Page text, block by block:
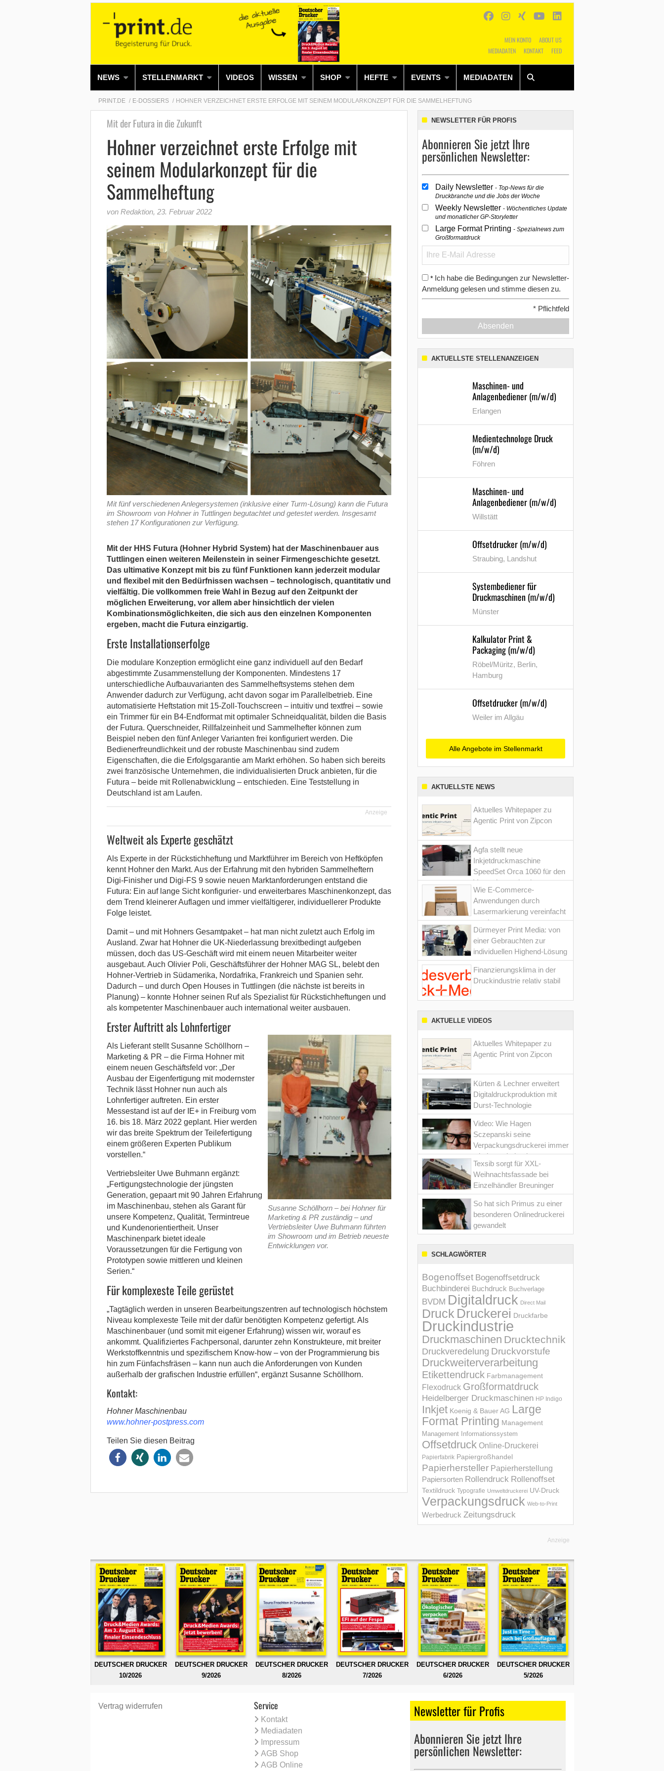
MEIN KONTO
ABOUT US
MEDIADATEN
KONTAKT FEED
NEWS STELLENMARKT VIDEOS WISSEN SHOP HEFTE EVENTS MEDIADATEN
Alles Shop SUCHEN
PRINT.DE E-DOSSIERS HOHNER VERZEICHNET ERSTE ERFOLGE MIT SEINEM MODULARKONZEPT FÜR DIE SAMMELHEFTUNG
Mit der Futura in die Zukunft
Hohner verzeichnet erste Erfolge mit
seinem Modularkonzept für die
Sammelheftung
von Redaktion, 23. Februar 2022
Mit fünf verschiedenen Anlegersystemen (inklusive einer Turm-Lösung) kann die Futura
im Showroom von Hohner in Tuttlingen begutachtet und getestet werden. Insgesamt
stehen 17 Konfigurationen zur Verfügung.
Mit der HHS Futura (Hohner Hybrid System) hat der Maschinenbauer aus
Tuttlingen einen weiteren Meilenstein in seiner Firmengeschichte gesetzt.
Das ultimative Konzept mit bis zu fünf Funktionen kann jederzeit modular
und flexibel mit den Bedürfnissen wachsen – technologisch, quantitativ und
vielfältig. Die vollkommen freie Wahl in Bezug auf den Zeitpunkt der
möglichen Erweiterung, vor allem aber hinsichtlich der vielen
Kombinationsmöglichkeiten, die sich aus den einzelnen Komponenten
ergeben, macht die Futura einzigartig.
Erste Installationserfolge
Die modulare Konzeption ermöglicht eine ganz individuell auf den Bedarf
abgestimmte Zusammenstellung der Komponenten. Mindestens 17
unterschiedliche Aufbauvarianten des Sammelheftsystems stehen dem
Anwender dadurch zur Verfügung, acht davon sogar im Parallelbetrieb. Eine
automatisierte Heftstation mit 15-Zoll-Touchscreen – intuitiv und textfrei – sowie
ein Trimmer für ein B4-Endformat mit optimaler Schneidqualität, bilden die Basis
der Futura. Querschneider, Rillfalzeinheit und Sammelhefter können zum
Beispiel neben den fünf Anleger Varianten frei konfiguriert werden. Die
Bedienerfreundlichkeit und der robuste Maschinenbau sind zudem
Eigenschaften, die die Erfolgsgarantie am Markt erhöhen. So haben sich bereits
zwei französische Unternehmen, die individualisierten Druck anbieten, für die
Futura – beide mit Rollenabwicklung – entschieden. Eine Teststellung in
Deutschland ist am Laufen.
Anzeige
Weltweit als Experte geschätzt
Als Experte in der Rückstichheftung und Marktführer im Bereich von Heftköpfen
kennt Hohner den Markt. Aus der Erfahrung mit den hybriden Sammelheftern
Digi-Finisher und Digi-FS 9 sowie neuen Marktanforderungen entstand die
Futura: Ein auf lange Sicht konfigurier- und erweiterbares Maschinenkonzept, das
dem Trend kleinerer Auflagen und immer vielfältigerer, individuellerer Produkte
Folge leistet.
Damit – und mit Hohners Gesamtpaket – hat man nicht zuletzt auch Erfolg im
Ausland. Zwar hat Hohner die UK-Niederlassung brexitbedingt aufgeben
müssen, doch das US-Geschäft wird mit einem neuen Mitarbeiter weiter
ausgebaut. Auch Olivier Poli, Geschäftsführer der Hohner MAG SL, belebt den
Hohner-Vertrieb in Südamerika, Nordafrika, Frankreich und Spanien sehr.
Dadurch – und durch Open Houses in Tuttlingen (die nächste ist bereits in
Planung) – konnte Hohner seinen Ruf als Spezialist für Rückstichheftungen und
als kompetenter Maschinenbauer auch international weiter ausbauen.
Erster Auftritt als Lohnfertiger
Susanne Schöllhorn – bei Hohner für
Marketing & PR zuständig – und
Vertriebsleiter Uwe Buhmann führten
im Showroom und im Betrieb neueste
Entwicklungen vor.
Als Lieferant stellt Susanne Schöllhorn –
Marketing & PR – die Firma Hohner mit
einem neuen Geschäftsfeld vor: „Der
Ausbau der Eigenfertigung mit modernster
Technik lässt Hohner nun auch als
Lohnfertiger auftreten. Ein erster
Messestand ist auf der IE+ in Freiburg vom
16. bis 18. März 2022 geplant. Hier werden
wir das breite Spektrum der Teilefertigung
einem größeren Experten Publikum
vorstellen.“
Vertriebsleiter Uwe Buhmann ergänzt:
„Fertigungstechnologie der jüngsten
Generation, gepaart mit 90 Jahren Erfahrung
im Maschinenbau, stehen als Garant für
unsere Kompetenz, Qualität, Termintreue
und Kundenorientiertheit. Unser
Maschinenpark bietet ideale
Voraussetzungen für die Fertigung von
Prototypen sowie mittleren und kleinen
Serien.“
Für komplexeste Teile gerüstet
„Tagtäglich werden in unseren Bearbeitungszentren auf technologisch höchstem
Niveau komplexeste Teile mit der dafür benötigten Kompetenz gefertigt. Als
Maschinenbauer (und somit mit eigener Erfahrung) wissen wir, worauf es
ankommt. Qualifiziertes Fachpersonal, darunter zehn Konstrukteure, mit breiter
Werkstoffkenntnis und spezifischem Know-how – von der Programmierung bis
hin zum Fünfachsfräsen – kann nun auch die Anforderungen von Kunden
außerhalb der grafischen Industrie erfüllen“, ergänzt Susanne Schöllhorn.
Kontakt:
Hohner Maschinenbau
www.hohner-postpress.com
Teilen Sie diesen Beitrag
NEWSLETTER FÜR PROFIS
Abonnieren Sie jetzt Ihre
persönlichen Newsletter:
Daily Newsletter Top-News für die
Druckbranche und die Jobs der Woche
Weekly Newsletter Wöchentliches Update
und monatlicher GP-Storyletter
Large Format Printing Spezialnews zum
Großformatdruck
* Ich habe die Bedingungen zur Newsletter-
Anmeldung gelesen und stimme diesen zu.
* Pflichtfeld
Absenden
AKTUELLSTE STELLENANZEIGEN
Maschinen- und
Anlagenbediener (m/w/d)
Erlangen
Medientechnologe Druck
(m/w/d)
Föhren
Maschinen- und
Anlagenbediener (m/w/d)
Willstätt
Offsetdrucker (m/w/d)
Straubing, Landshut
Systembediener für
Druckmaschinen (m/w/d)
Münster
Kalkulator Print &
Packaging (m/w/d)
Röbel/Müritz, Berlin,
Hamburg
Offsetdrucker (m/w/d)
Weiler im Allgäu
Alle Angebote im Stellenmarkt
AKTUELLSTE NEWS
Aktuelles Whitepaper zu
Agentic Print von Zipcon
Agfa stellt neue
Inkjetdruckmaschine
SpeedSet Orca 1060 für den
Verpackungsdruck vor
Wie E-Commerce-
Anwendungen durch
Lasermarkierung vereinfacht
werden
Dürmeyer Print Media: von
einer Gebrauchten zur
individuellen Highend-Lösung
Finanzierungsklima in der
Druckindustrie relativ stabil
AKTUELLE VIDEOS
Aktuelles Whitepaper zu
Agentic Print von Zipcon
Kürten & Lechner erweitert
Digitaldruckproduktion mit
Durst-Technologie
Video: Wie Hagen
Sczepanski seine
Verpackungsdruckerei immer
wieder optimiert hat
Texsib sorgt für XXL-
Weihnachtsfassade bei
Einzelhändler Breuninger
So hat sich Primus zu einer
besonderen Onlinedruckerei
gewandelt
SCHLAGWÖRTER
Bogenoffset Bogenoffsetdruck
Buchbinderei Buchdruck Buchverlage
BVDM Digitaldruck Direct Mail
Druck Druckerei Druckfarbe
Druckindustrie
Druckmaschinen Drucktechnik
Druckveredelung Druckvorstufe
Druckweiterverarbeitung
Etikettendruck Farbmanagement
Flexodruck Großformatdruck
Heidelberger Druckmaschinen HP Indigo
Inkjet Koenig & Bauer AG Large
Format Printing Management
Management Informations­system
Offsetdruck Online-Druckerei
Papierfabrik Papiergroßhandel
Papierhersteller Papierherstellung
Papiersorten Rollendruck Rollenoffset
Textildruck Typografie Umweltdruckerei UV-Druck
Verpackungsdruck Web-to-Print
Werbedruck Zeitungsdruck
Anzeige
DEUTSCHER DRUCKER
10/2026
DEUTSCHER DRUCKER
9/2026
DEUTSCHER DRUCKER
8/2026
DEUTSCHER DRUCKER
7/2026
DEUTSCHER DRUCKER
6/2026
DEUTSCHER DRUCKER
5/2026
Vertrag widerrufen Service
Kontakt
Mediadaten
Impressum
AGB Shop
AGB Online
Newsletter für Profis
Abonnieren Sie jetzt Ihre
persönlichen Newsletter: